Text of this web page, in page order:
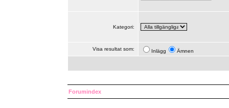
Kategori:
Visa resultat som: Inlägg Ämnen
Forumindex